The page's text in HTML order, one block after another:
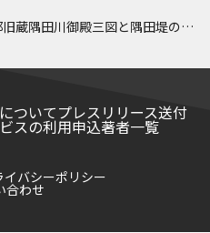
蔵隅田川御殿三図と隅田堤の植
ついてプレスリリース送付
スの利用申込著者一覧
イバシーポリシー
合わせ